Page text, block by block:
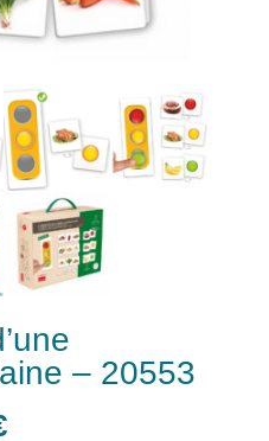
– 20553
Le